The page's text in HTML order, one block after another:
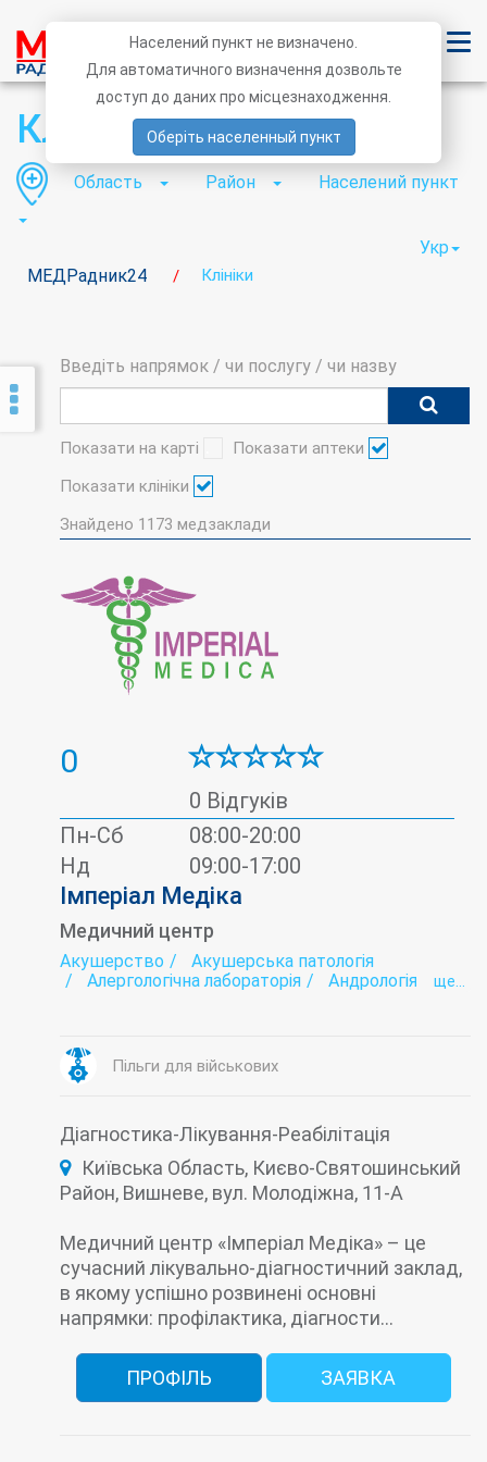
МЕДРадник24 / Клініки
Область Район Населений пункт
Укр
Клініки
Введіть напрямок / чи послугу / чи назву
Показати на карті
Показати аптеки
Показати клініки
Знайдено 1173 медзаклади
0
0 Відгуків
Пн-Сб
08:00-20:00
Нд
09:00-17:00
Імперіал Медіка
Медичний центр
Акушерство
Акушерська патологія
Алергологічна лабораторія
Андрологія
Вакцинація (щеплення)
Виклик лікаря додому
Гематологічні дослідження
Генетична діагностика
Гінекологія
Гіпертонія
Гіпоталамо-гіпофізарно-надниркова панель
Денний стаціонар
Дерматовенерологія
Дерматологія
Дитяча гінекологія
Дитяча дерматологія
Дитяча ендокринологія
Дитяча кардіологія
Дитяча кардіоревматологія
Дитяча консультація
Дитяча неврологія
Дитяча ортопедія
Дитяча отоларингологія (Дитячий ЛОР)
Дитяча офтальмологія
ще...
Пільги для військових
Діагностика-Лікування-Реабілітація
Київська Область, Києво-Святошинський
Район, Вишневе, вул. Молодіжна, 11-А
Медичний центр «Імперіал Медіка» – це
сучасний лікувально-діагностичний заклад,
в якому успішно розвинені основні
напрямки: профілактика, діагности...
ПРОФІЛЬ ЗАЯВКА
Населений пункт не визначено.
Для автоматичного визначення дозвольте
доступ до даних про місцезнаходження.
Оберіть населенный пункт